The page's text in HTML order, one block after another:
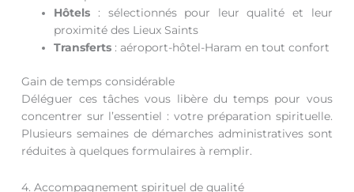
Hôtels : sélectionnés pour leur qualité et leur
proximité des Lieux Saints
Transferts : aéroport-hôtel-Haram en tout confort
Gain de temps considérable
Déléguer ces tâches vous libère du temps pour vous
concentrer sur l’essentiel : votre préparation spirituelle.
Plusieurs semaines de démarches administratives sont
réduites à quelques formulaires à remplir.
4. Accompagnement spirituel de qualité